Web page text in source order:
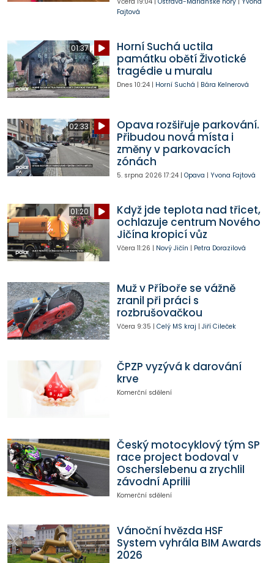
Fajtová
01:37
Horní Suchá uctila
památku obětí Životické
tragédie u muralu
Dnes 10:24| Horní Suchá | Bára Kelnerová
02:33
Opava rozšiřuje parkování.
Přibudou nová místa i
změny v parkovacích
zónách
5. srpna 2026 17:24| Opava | Yvona Fajtová
01:20
Když jde teplota nad třicet,
ochlazuje centrum Nového
Jičína kropicí vůz
Včera 11:26 | Nový Jičín | Petra Dorazilová
Muž v Příboře se vážně
zranil při práci s
rozbrušovačkou
Včera 9:35 | Celý MS kraj | Jiří Cileček
ČPZP vyzývá k darování
krve
Komerční sdělení
Český motocyklový tým SP
race project bodoval v
Oscherslebenu a zrychlil
závodní Aprilii
Komerční sdělení
Vánoční hvězda HSF
System vyhrála BIM Awards
2026